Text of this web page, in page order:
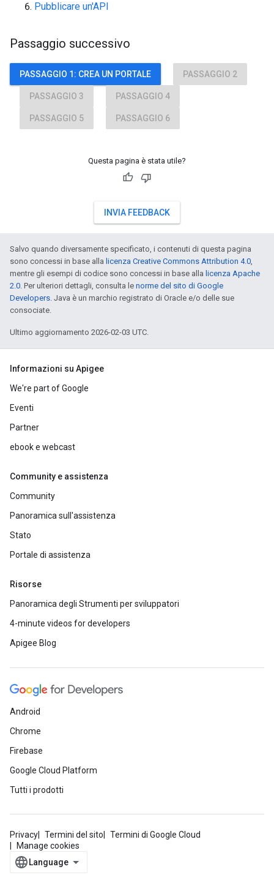
Pubblicare un'API
Passaggio successivo
PASSAGGIO 1: CREA UN PORTALE PASSAGGIO 2
PASSAGGIO 3 PASSAGGIO 4
PASSAGGIO 5 PASSAGGIO 6
Questa pagina è stata utile?
INVIA FEEDBACK
Salvo quando diversamente specificato, i contenuti di questa pagina
sono concessi in base alla licenza Creative Commons Attribution 4.0,
mentre gli esempi di codice sono concessi in base alla licenza Apache
2.0. Per ulteriori dettagli, consulta le norme del sito di Google
Developers. Java è un marchio registrato di Oracle e/o delle sue
consociate.
Ultimo aggiornamento 2026-02-03 UTC.
Informazioni su Apigee
We're part of Google
Eventi
Partner
ebook e webcast
Community e assistenza
Community
Panoramica sull'assistenza
Stato
Portale di assistenza
Risorse
Panoramica degli Strumenti per sviluppatori
4-minute videos for developers
Apigee Blog
Android
Chrome
Firebase
Google Cloud Platform
Tutti i prodotti
Privacy Termini del sito
Termini di Google Cloud
Manage cookies